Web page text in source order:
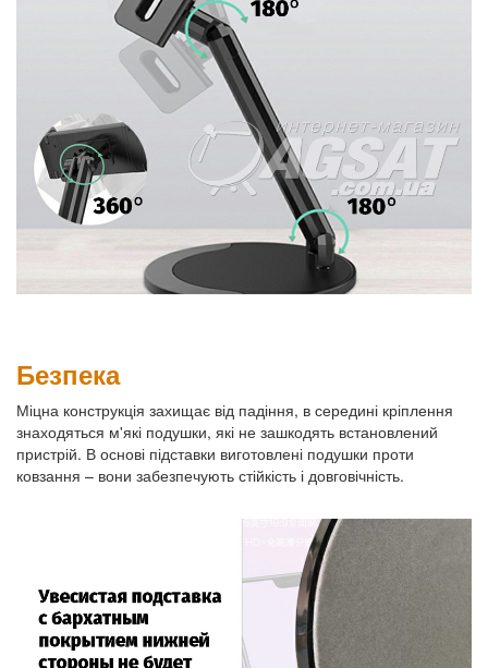
Безпека
Міцна конструкція захищає від падіння, в середині кріплення
знаходяться м'які подушки, які не зашкодять встановлений
пристрій. В основі підставки виготовлені подушки проти
ковзання – вони забезпечують стійкість і довговічність.